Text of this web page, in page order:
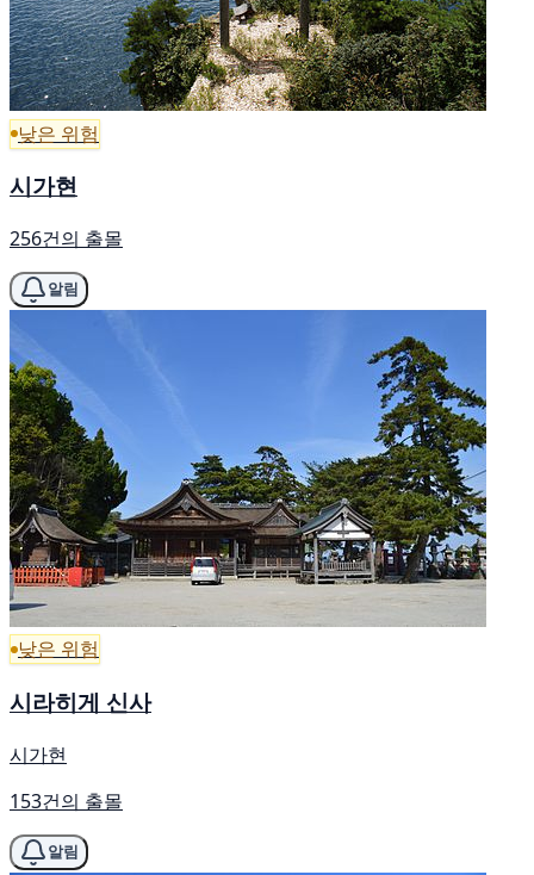
낮은 위험
시가현
256건의 출몰
알림
낮은 위험
시라히게 신사
시가현
153건의 출몰
알림